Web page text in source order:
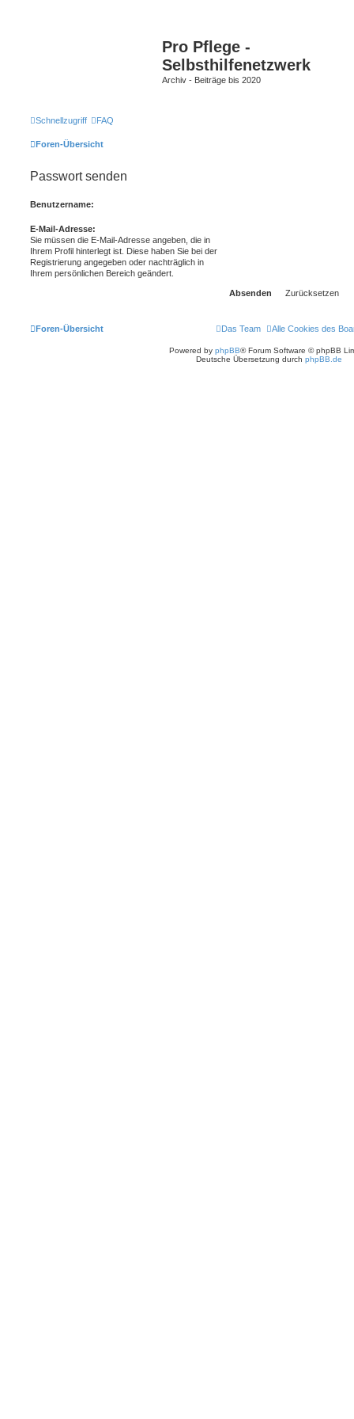
Pro Pflege -
Selbsthilfenetzwerk
Archiv - Beiträge bis 2020
Schnellzugriff FAQ
Foren-Übersicht
Passwort senden
Benutzername:
E-Mail-Adresse:
Sie müssen die E-Mail-Adresse angeben, die in
Ihrem Profil hinterlegt ist. Diese haben Sie bei der
Registrierung angegeben oder nachträglich in
Ihrem persönlichen Bereich geändert.
Foren-Übersicht Alle Cookies des
Das Team
Powered by phpBB® Forum Software © phpBB
Deutsche Übersetzung durch phpBB.de